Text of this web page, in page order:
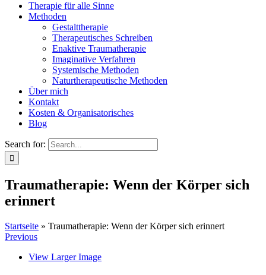
Therapie für alle Sinne
Methoden
Gestalttherapie
Therapeutisches Schreiben
Enaktive Traumatherapie
Imaginative Verfahren
Systemische Methoden
Naturtherapeutische Methoden
Über mich
Kontakt
Kosten & Organisatorisches
Blog
Search for:
Traumatherapie: Wenn der Körper sich
erinnert
Startseite » Traumatherapie: Wenn der Körper sich erinnert
Previous
View Larger Image